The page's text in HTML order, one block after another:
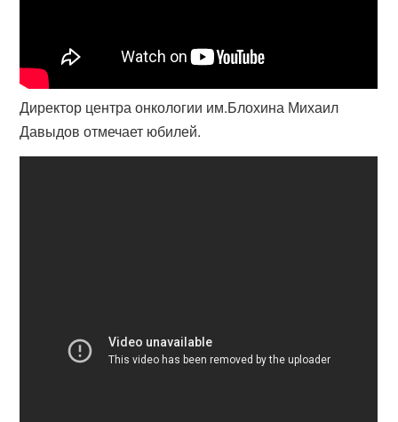
Директор центра онкологии им.Блохина Михаил
Давыдов отмечает юбилей.